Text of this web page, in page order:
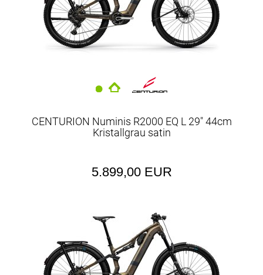
CENTURION Numinis R2000 EQ L 29" 44cm
Kristallgrau satin
5.899,00 EUR